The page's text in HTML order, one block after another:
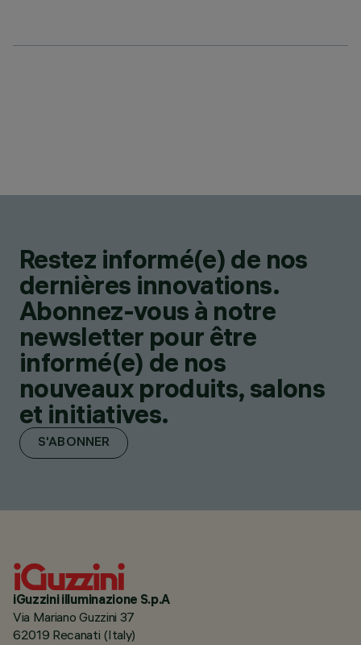
Restez informé(e) de nos
dernières innovations.
Abonnez-vous à notre
newsletter pour être
informé(e) de nos
nouveaux produits, salons
et initiatives.
S'ABONNER
iGuzzini illuminazione S.p.A
Via Mariano Guzzini 37
62019 Recanati (Italy)